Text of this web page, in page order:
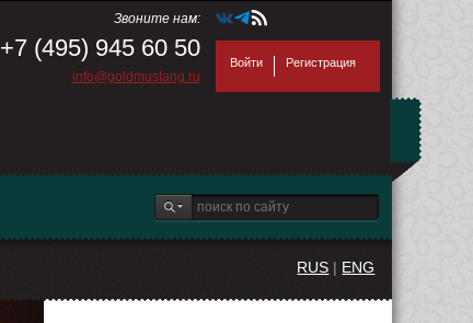
Звоните нам:
+7 (495) 945 60 50
info@goldmustang.ru
Войти Регистрация
RUS | ENG